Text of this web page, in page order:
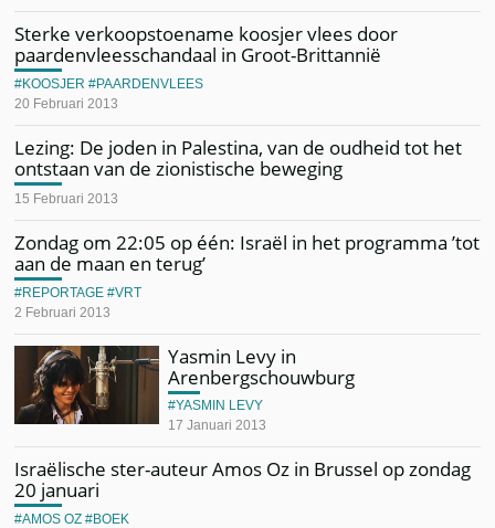
Sterke verkoopstoename koosjer vlees door
paardenvleesschandaal in Groot-Brittannië
20 Februari 2013
KOOSJER PAARDENVLEES
Lezing: De joden in Palestina, van de oudheid tot het
ontstaan van de zionistische beweging
15 Februari 2013
Zondag om 22:05 op één: Israël in het programma ’tot
aan de maan en terug’
2 Februari 2013
REPORTAGE VRT
Yasmin Levy in
Arenbergschouwburg
17 Januari 2013
YASMIN LEVY
Israëlische ster-auteur Amos Oz in Brussel op zondag
20 januari
AMOS OZ BOEK